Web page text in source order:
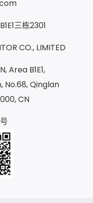
三栋2301
CO., LIMITED
Area B1E1,
No.68, Qinglan
CN